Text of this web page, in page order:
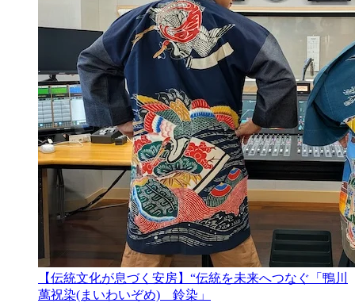
【伝統文化が息づく安房】“伝統を未来へつなぐ「鴨川
萬祝染(まいわいぞめ) 鈴染」